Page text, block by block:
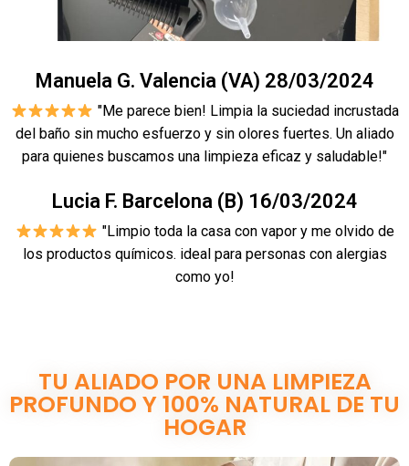
Manuela G. Valencia (VA) 28/03/2024
"Me parece bien! Limpia la suciedad incrustada
del baño sin mucho esfuerzo y sin olores fuertes. Un aliado
para quienes buscamos una limpieza eficaz y saludable!"
Lucia F. Barcelona (B) 16/03/2024
"Limpio toda la casa con vapor y me olvido de
los productos químicos. ideal para personas con alergias
como yo!
TU ALIADO POR UNA LIMPIEZA
PROFUNDO Y 100% NATURAL DE TU
HOGAR